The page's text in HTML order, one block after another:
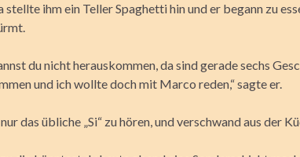
stellte ihm ein Teller Spaghetti hin und er begann zu
du nicht herauskommen, da sind gerade sechs
und ich wollte doch mit Marco reden,“ sagte er.
das übliche „Si“ zu hören, und verschwand aus der